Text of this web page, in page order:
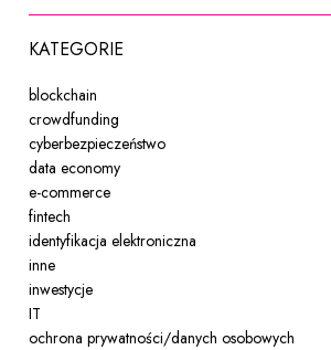
KATEGORIE
blockchain
crowdfunding
cyberbezpieczeństwo
data economy
e-commerce
fintech
identyfikacja elektroniczna
inne
inwestycje
IT
ochrona prywatności/danych osobowych